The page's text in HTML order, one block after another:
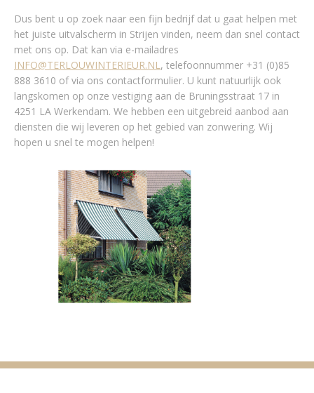
Dus bent u op zoek naar een fijn bedrijf dat u gaat helpen met
het juiste uitvalscherm in Strijen vinden, neem dan snel contact
met ons op. Dat kan via e-mailadres
INFO@TERLOUWINTERIEUR.NL, telefoonnummer +31 (0)85
888 3610 of via ons contactformulier. U kunt natuurlijk ook
langskomen op onze vestiging aan de Bruningsstraat 17 in
4251 LA Werkendam. We hebben een uitgebreid aanbod aan
diensten die wij leveren op het gebied van zonwering. Wij
hopen u snel te mogen helpen!